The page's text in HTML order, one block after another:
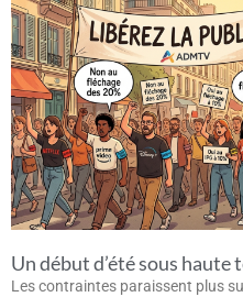
Un début d’été sous haute
Les contraintes paraissent plus